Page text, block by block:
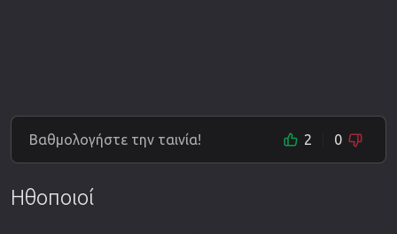
Βαθμολογήστε την ταινία! 2 0
Ηθοποιοί